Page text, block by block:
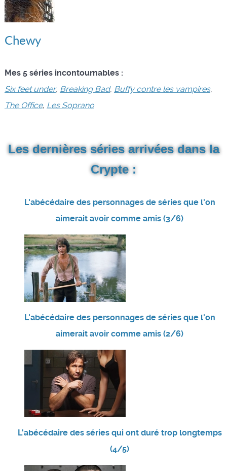
Chewy
Mes 5 séries incontournables :
Six feet under, Breaking Bad, Buffy contre les vampires,
The Office, Les Soprano.
Les dernières séries arrivées dans la
Crypte :
L'abécédaire des personnages de séries que l'on
aimerait avoir comme amis (3/6)
L'abécédaire des personnages de séries que l'on
aimerait avoir comme amis (2/6)
L'abécédaire des séries qui ont duré trop longtemps
(4/5)